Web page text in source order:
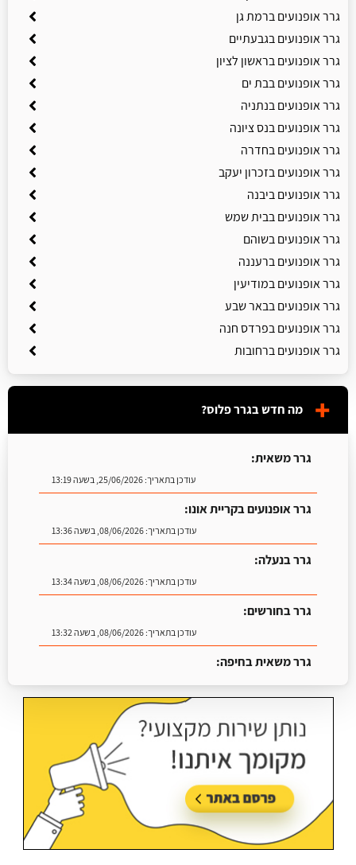
גרר אופנועים ברמת גן
גרר אופנועים בגבעתיים
גרר אופנועים בראשון לציון
גרר אופנועים בבת ים
גרר אופנועים בנתניה
גרר אופנועים בנס ציונה
גרר אופנועים בחדרה
גרר אופנועים בזכרון יעקב
גרר אופנועים ביבנה
גרר אופנועים בבית שמש
גרר אופנועים בשוהם
גרר אופנועים ברעננה
גרר אופנועים במודיעין
גרר אופנועים בבאר שבע
גרר אופנועים בפרדס חנה
גרר אופנועים ברחובות
מה חדש בגרר פלוס?
גרר משאית:
עודכן בתאריך:25/06/2026, בשעה 13:19
גרר אופנועים בקריית אונו:
עודכן בתאריך:08/06/2026, בשעה 13:36
גרר בנעלה:
עודכן בתאריך:08/06/2026, בשעה 13:34
גרר בחורשים:
עודכן בתאריך:08/06/2026, בשעה 13:32
גרר משאית בחיפה:
עודכן בתאריך:25/06/2026, בשעה 13:25